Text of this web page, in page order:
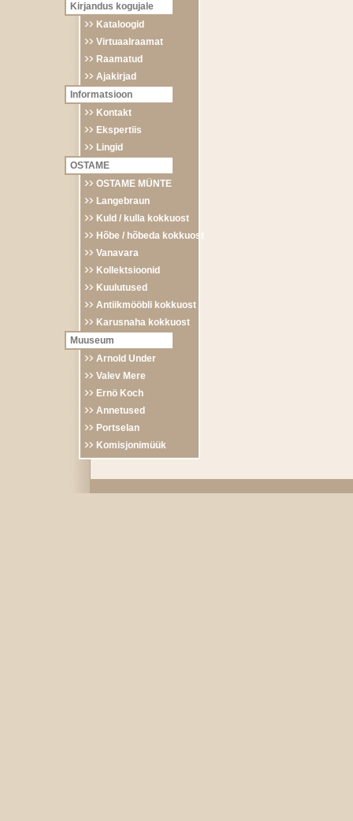
Kirjandus kogujale
Kataloogid
Virtuaalraamat
Raamatud
Ajakirjad
Informatsioon
Kontakt
Ekspertiis
Lingid
OSTAME
OSTAME MÜNTE
Langebraun
Kuld / kulla kokkuost
Hõbe / hõbeda kokkuost
Vanavara
Kollektsioonid
Kuulutused
Antiikmööbli kokkuost
Karusnaha kokkuost
Muuseum
Arnold Under
Valev Mere
Ernö Koch
Annetused
Portselan
Komisjonimüük